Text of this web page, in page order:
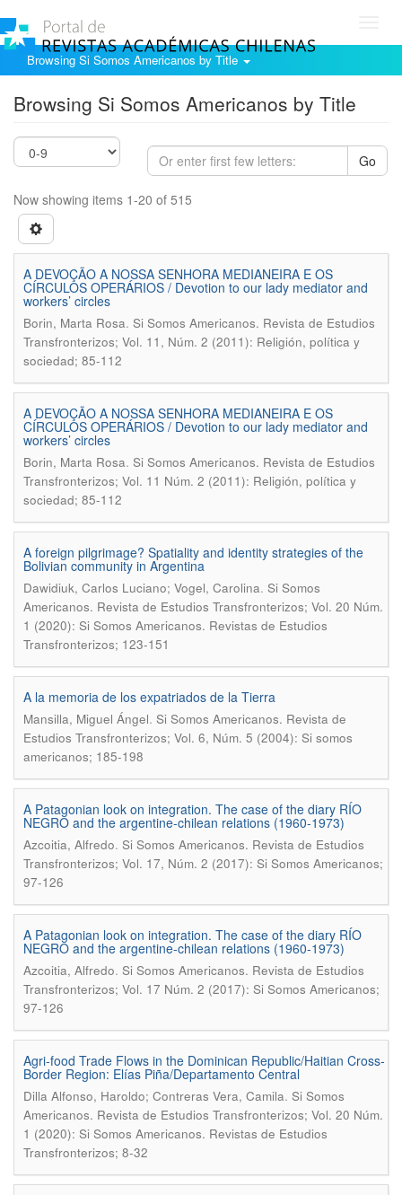
Browsing Si Somos Americanos by Title
Browsing Si Somos Americanos by Title
Go
Now showing items 1-20 of 515
A DEVOÇÃO A NOSSA SENHORA MEDIANEIRA E OS
CÍRCULOS OPERÁRIOS / Devotion to our lady mediator and
workers’ circles
Borin, Marta Rosa. Si Somos Americanos. Revista de Estudios
Transfronterizos; Vol. 11, Núm. 2 (2011): Religión, política y
sociedad; 85-112
A DEVOÇÃO A NOSSA SENHORA MEDIANEIRA E OS
CÍRCULOS OPERÁRIOS / Devotion to our lady mediator and
workers’ circles
Borin, Marta Rosa. Si Somos Americanos. Revista de Estudios
Transfronterizos; Vol. 11 Núm. 2 (2011): Religión, política y
sociedad; 85-112
A foreign pilgrimage? Spatiality and identity strategies of the
Bolivian community in Argentina
Dawidiuk, Carlos Luciano; Vogel, Carolina. Si Somos
Americanos. Revista de Estudios Transfronterizos; Vol. 20 Núm.
1 (2020): Si Somos Americanos. Revistas de Estudios
Transfronterizos; 123-151
A la memoria de los expatriados de la Tierra
Mansilla, Miguel Ángel. Si Somos Americanos. Revista de
Estudios Transfronterizos; Vol. 6, Núm. 5 (2004): Si somos
americanos; 185-198
A Patagonian look on integration. The case of the diary RÍO
NEGRO and the argentine-chilean relations (1960-1973)
Azcoitia, Alfredo. Si Somos Americanos. Revista de Estudios
Transfronterizos; Vol. 17, Núm. 2 (2017): Si Somos Americanos;
97-126
A Patagonian look on integration. The case of the diary RÍO
NEGRO and the argentine-chilean relations (1960-1973)
Azcoitia, Alfredo. Si Somos Americanos. Revista de Estudios
Transfronterizos; Vol. 17 Núm. 2 (2017): Si Somos Americanos;
97-126
Agri-food Trade Flows in the Dominican Republic/Haitian Cross-
Border Region: Elías Piña/Departamento Central
Dilla Alfonso, Haroldo; Contreras Vera, Camila. Si Somos
Americanos. Revista de Estudios Transfronterizos; Vol. 20 Núm.
1 (2020): Si Somos Americanos. Revistas de Estudios
Transfronterizos; 8-32